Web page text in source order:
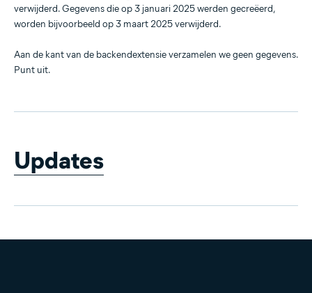
verwijderd. Gegevens die op 3 januari 2025 werden gecreëerd,
worden bijvoorbeeld op 3 maart 2025 verwijderd.
Aan de kant van de backendextensie verzamelen we geen gegevens.
Punt uit.
Updates